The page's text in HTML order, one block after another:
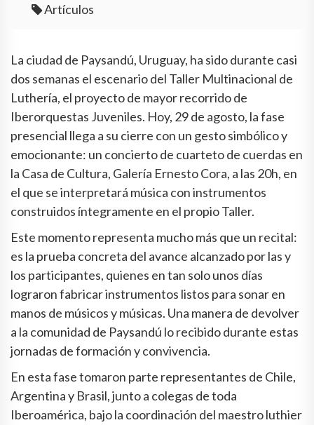
Artículos
La ciudad de Paysandú, Uruguay, ha sido durante casi
dos semanas el escenario del Taller Multinacional de
Luthería, el proyecto de mayor recorrido de
Iberorquestas Juveniles. Hoy, 29 de agosto, la fase
presencial llega a su cierre con un gesto simbólico y
emocionante: un concierto de cuarteto de cuerdas en
la Casa de Cultura, Galería Ernesto Cora, a las 20h, en
el que se interpretará música con instrumentos
construidos íntegramente en el propio Taller.
Este momento representa mucho más que un recital:
es la prueba concreta del avance alcanzado por las y
los participantes, quienes en tan solo unos días
lograron fabricar instrumentos listos para sonar en
manos de músicos y músicas. Una manera de devolver
a la comunidad de Paysandú lo recibido durante estas
jornadas de formación y convivencia.
En esta fase tomaron parte representantes de Chile,
Argentina y Brasil, junto a colegas de toda
Iberoamérica, bajo la coordinación del maestro luthier